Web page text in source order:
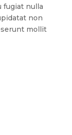
fugiat nulla
non
mollit